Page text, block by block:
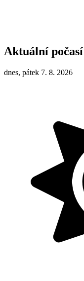
Aktuální počasí
dnes, pátek 7. 8. 2026